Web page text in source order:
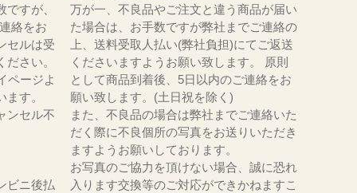
すが、
絡をお
セルは受
さい。
ページよ
す。
ンセル不
ビニ後払
万が一、不良品やご注文と違う商品が届い
た場合は、お手数ですが弊社までご連絡の
上、送料受取人払い(弊社負担)にてご返送
くださいますようお願い致します。 原則
として商品到着後、5日以内のご連絡をお
願い致します。(土日祝を除く)
また、不良品の場合は弊社までご連絡いた
だく際に不良個所の写真をお送りいただき
ますようお願いしております。
お写真のご協力を頂けない場合、誠に恐れ
入ります交換等のご対応ができかねますこ